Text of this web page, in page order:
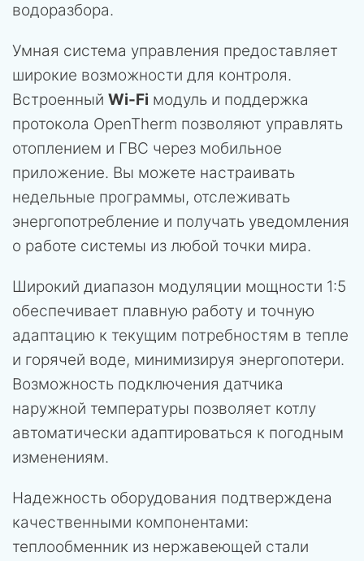
водоразбора.
Умная система управления предоставляет
широкие возможности для контроля.
Встроенный Wi-Fi модуль и поддержка
протокола OpenTherm позволяют управлять
отоплением и ГВС через мобильное
приложение. Вы можете настраивать
недельные программы, отслеживать
энергопотребление и получать уведомления
о работе системы из любой точки мира.
Широкий диапазон модуляции мощности 1:5
обеспечивает плавную работу и точную
адаптацию к текущим потребностям в тепле
и горячей воде, минимизируя энергопотери.
Возможность подключения датчика
наружной температуры позволяет котлу
автоматически адаптироваться к погодным
изменениям.
Надежность оборудования подтверждена
качественными компонентами:
теплообменник из нержавеющей стали